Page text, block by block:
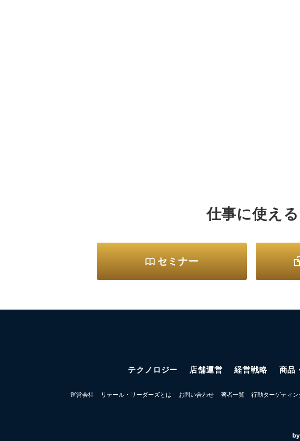
仕事に使え
セミナー
テクノロジー 店舗運営 経営戦略 商品
運営会社 リテール・リーダーズとは お問い合わせ 著者一覧 行動ターゲティン